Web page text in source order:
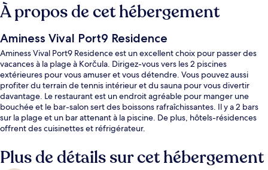
À propos de cet hébergement
Aminess Vival Port9 Residence
Aminess Vival Port9 Residence est un excellent choix pour passer des
vacances à la plage à Korčula. Dirigez-vous vers les 2 piscines
extérieures pour vous amuser et vous détendre. Vous pouvez aussi
profiter du terrain de tennis intérieur et du sauna pour vous divertir
davantage. Le restaurant est un endroit agréable pour manger une
bouchée et le bar-salon sert des boissons rafraîchissantes. Il y a 2 bars
sur la plage et un bar attenant à la piscine. De plus, hôtels-résidences
offrent des cuisinettes et réfrigérateur.
Plus de détails sur cet hébergement